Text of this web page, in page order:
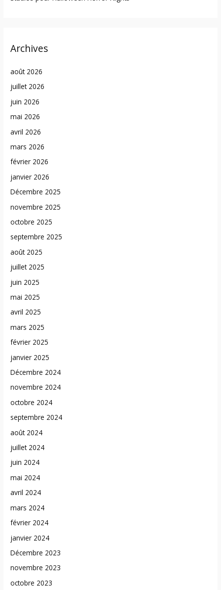
Archives
août 2026
juillet 2026
juin 2026
mai 2026
avril 2026
mars 2026
février 2026
janvier 2026
Décembre 2025
novembre 2025
octobre 2025
septembre 2025
août 2025
juillet 2025
juin 2025
mai 2025
avril 2025
mars 2025
février 2025
janvier 2025
Décembre 2024
novembre 2024
octobre 2024
septembre 2024
août 2024
juillet 2024
juin 2024
mai 2024
avril 2024
mars 2024
février 2024
janvier 2024
Décembre 2023
novembre 2023
octobre 2023